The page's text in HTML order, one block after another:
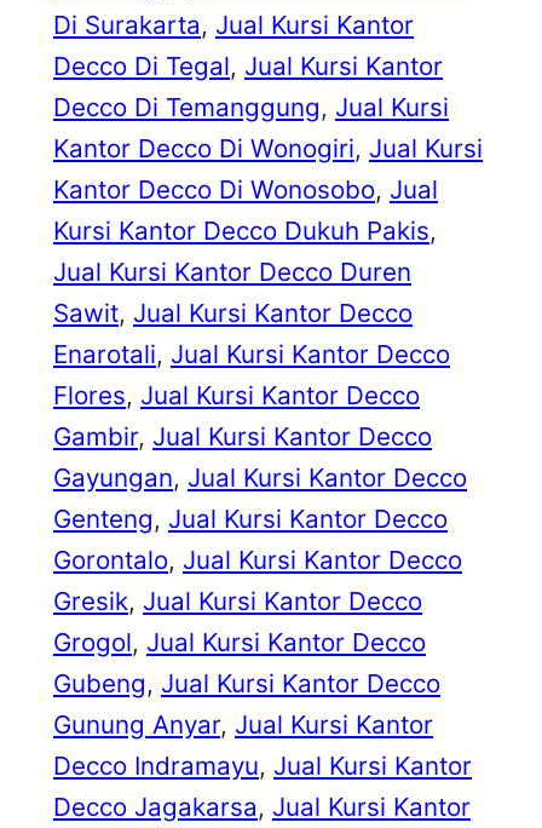
Di Surakarta, Jual Kursi Kantor
Decco Di Tegal, Jual Kursi Kantor
Decco Di Temanggung, Jual Kursi
Kantor Decco Di Wonogiri, Jual Kursi
Kantor Decco Di Wonosobo, Jual
Kursi Kantor Decco Dukuh Pakis
Jual Kursi Kantor Decco Duren
Sawit, Jual Kursi Kantor Decco
Enarotali, Jual Kursi Kantor Decco
Flores, Jual Kursi Kantor Decco
Gambir, Jual Kursi Kantor Decco
Gayungan, Jual Kursi Kantor Decco
Genteng, Jual Kursi Kantor Decco
Gorontalo, Jual Kursi Kantor Decco
Gresik, Jual Kursi Kantor Decco
Grogol, Jual Kursi Kantor Decco
Gubeng, Jual Kursi Kantor Decco
Gunung Anyar, Jual Kursi Kantor
Decco Indramayu, Jual Kursi Kantor
Decco Jagakarsa, Jual Kursi Kantor